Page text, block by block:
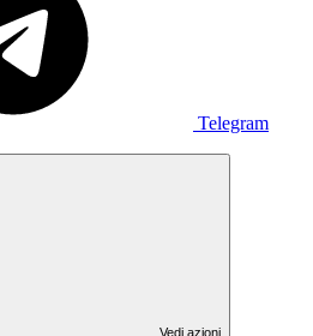
Telegram
Vedi azioni